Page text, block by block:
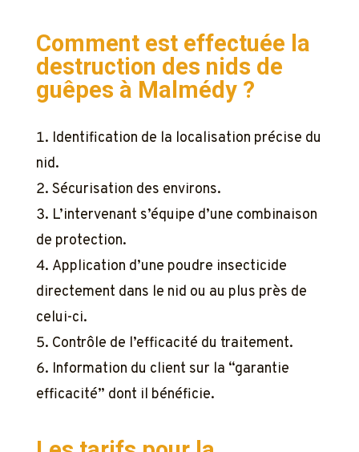
Comment est effectuée la
destruction des nids de
guêpes à Malmédy ?
Identification de la localisation précise du
nid.
Sécurisation des environs.
L’intervenant s’équipe d’une combinaison
de protection.
Application d’une poudre insecticide
directement dans le nid ou au plus près de
celui-ci.
Contrôle de l’efficacité du traitement.
Information du client sur la “garantie
efficacité” dont il bénéficie.